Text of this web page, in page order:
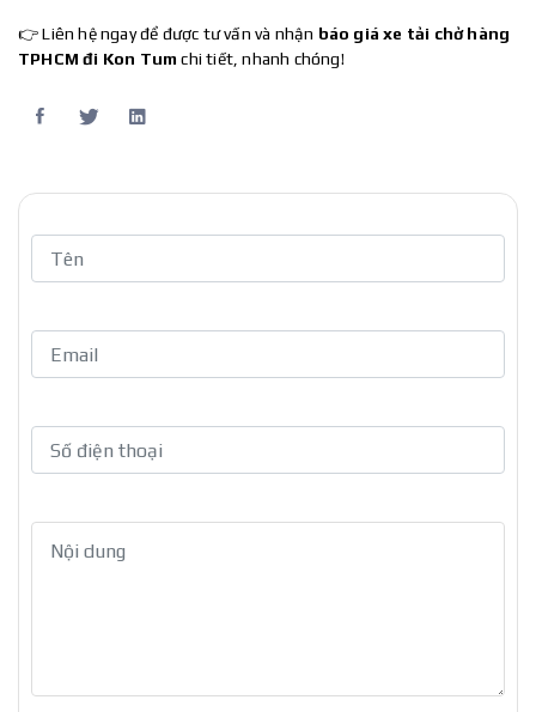
👉 Liên hệ ngay để được tư vấn và nhận báo giá xe tải chở hàng
TPHCM đi Kon Tum chi tiết, nhanh chóng!